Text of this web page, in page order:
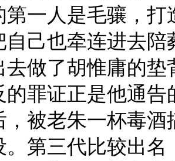
第一人是毛骧，
自己也牵连进去
去做了胡惟庸的
的罪证正是他通
，被老朱一杯毒
。第三代比较出名